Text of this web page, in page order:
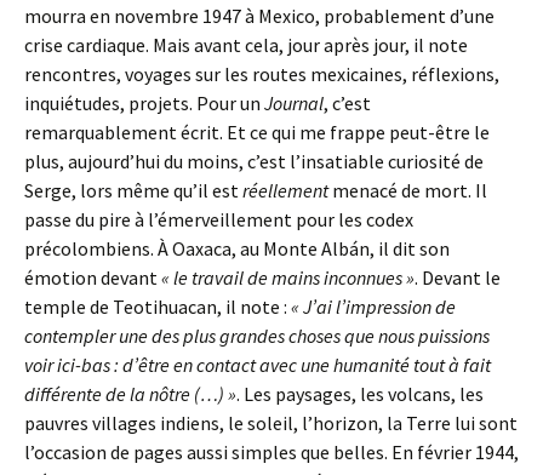
mourra en novembre 1947 à Mexico, probablement d’une
crise cardiaque. Mais avant cela, jour après jour, il note
rencontres, voyages sur les routes mexicaines, réflexions,
inquiétudes, projets. Pour un Journal, c’est
remarquablement écrit. Et ce qui me frappe peut-être le
plus, aujourd’hui du moins, c’est l’insatiable curiosité de
Serge, lors même qu’il estréellementmenacé de mort. Il
passe du pire à l’émerveillement pour les codex
précolombiens. À Oaxaca, au Monte Albán, il dit son
émotion devant« le travail de mains inconnues ». Devant le
temple de Teotihuacan, il note : « J’ai l’impression de
contempler une des plus grandes choses que nous puissions
voir ici-bas : d’être en contact avec une humanité tout à fait
différente de la nôtre (…) ». Les paysages, les volcans, les
pauvres villages indiens, le soleil, l’horizon, la Terre lui sont
l’occasion de pages aussi simples que belles. En février 1944,